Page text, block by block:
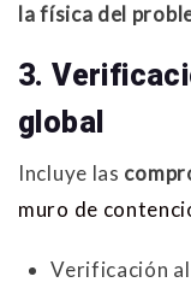
la física del
3.
global
Incluye las
muro de
Verificación al